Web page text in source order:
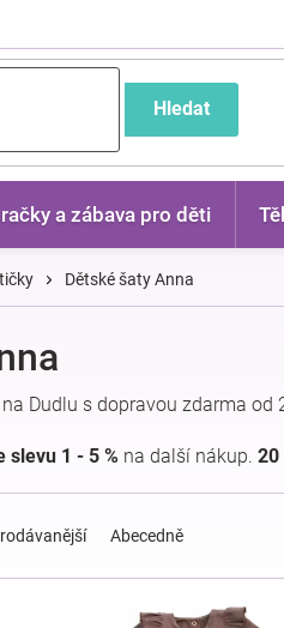
Hledat
a zábava pro děti
Dětské šaty Anna
na Dudlu s dopravou zdarma od
slevu 1 - 5 % na další nákup. 20
Abecedně